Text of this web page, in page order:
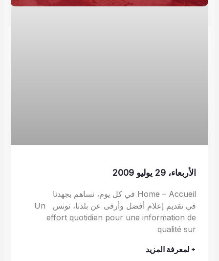
الأربعاء، 29 يوليو 2009
Home – Accueil في كل يوم، نساهم بجهدنا
في تقديم إعلام أفضل وأرقى عن بلدنا، تونس Un
effort quotidien pour une information de
qualité sur
+ لمعرفة المزيد